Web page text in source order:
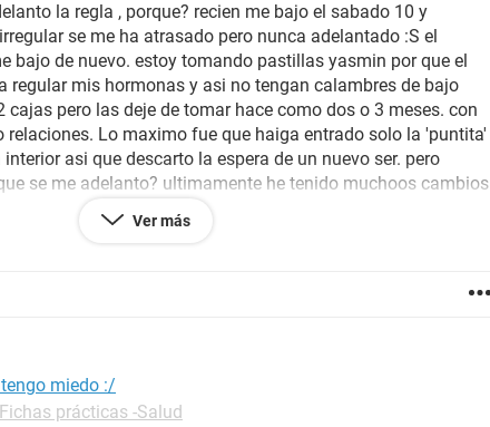
la regla , porque? recien me bajo el sabado 10 y
se me ha atrasado pero nunca adelantado :S el
bajo de nuevo. estoy tomando pastillas yasmin por que el
regular mis hormonas y asi no tengan calambres de bajo
cajas pero las deje de tomar hace como dos o 3 meses. con
relaciones. Lo maximo fue que haiga entrado solo la 'puntita'
asi que descarto la espera de un nuevo ser. pero
se me adelanto? ultimamente he tenido muchoos cambios
tuve un coagulo mas grandecito de lo normal , tengo
Ver más
miedo :/
Fichas prácticas -Salud